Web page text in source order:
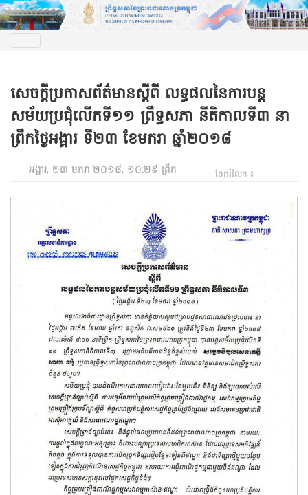
សេចក្ដីប្រកាសព័ត៌មានស្ដីពី លទ្ធផលនៃការបន្ត
សម័យប្រជុំលើកទី១១ ព្រឹទ្ធសភា នីតិកាលទី៣ នា
ព្រឹកថ្ងៃអង្គារ ទី២៣ ខែមករា ឆ្នាំ២០១៨
អង្គារ, ២៣ មករា ២០១៨, ១០:២៩ ព្រឹក ចែករំលែក ៖